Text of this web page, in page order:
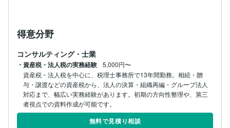
得意分野
コンサルティング・士業
・資産税・法人税の実務経験
5,000円〜
資産税・法人税を中心に、税理士事務所で13年間勤務。相続・贈
与・譲渡などの資産税から、法人の決算・組織再編・グループ法人
対応まで、幅広い実務経験があります。初期の方向性整理や、第三
者視点での資料作成が可能です。
無料で見積り相談